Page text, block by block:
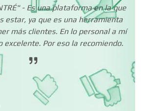
- Es una plataforma en la que
estar, ya que es una herramienta
más clientes. En lo personal a mí
excelente. Por eso la recomiendo.